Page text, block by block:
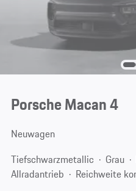
Porsche Macan 4
Neuwagen
Tiefschwarzmetallic
Grau
Allradantrieb
Reichweite